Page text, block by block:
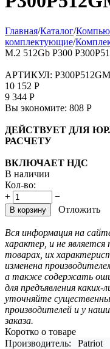
Главная/Каталог/
комплектующие/
M.2 512Gb P300
АРТИКУЛ:
10 152 Р
9 344 Р
Вы экономите: 808 Р
ДЕЙСТВУЕТ ДЛЯ
РАСЧЕТУ
ВКЛЮЧАЕТ НДС
В наличии
Кол-во:
+
−
В корзину Отложить
Вся информация на
характер, и не
товарах, их
изменена
а также содержать
для предъявления
уточняйте
производителей и у
заказа.
Коротко о товаре
Производитель:
Patriot